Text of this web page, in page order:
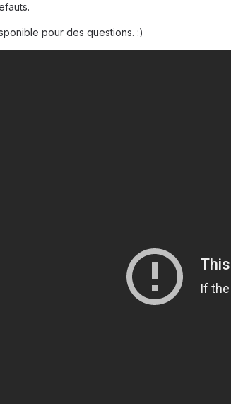
pour des questions. :)